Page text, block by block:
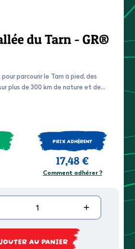
du Tarn - GR®
parcourir le Tarn à pied, des
plus de 300 km de nature et de
PRIX ADHÉRENT
17,48 €
Comment adhérer ?
+
AU PANIER